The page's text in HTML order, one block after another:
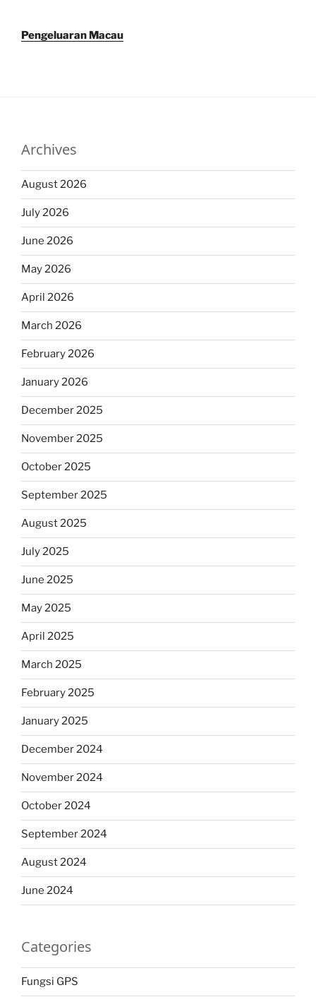
Pengeluaran Macau
Archives
August 2026
July 2026
June 2026
May 2026
April 2026
March 2026
February 2026
January 2026
December 2025
November 2025
October 2025
September 2025
August 2025
July 2025
June 2025
May 2025
April 2025
March 2025
February 2025
January 2025
December 2024
November 2024
October 2024
September 2024
August 2024
June 2024
Categories
Fungsi GPS